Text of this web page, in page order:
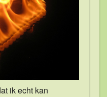
ik echt kan